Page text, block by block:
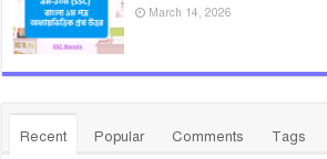
March 14, 2026
Recent Popular Comments Tags